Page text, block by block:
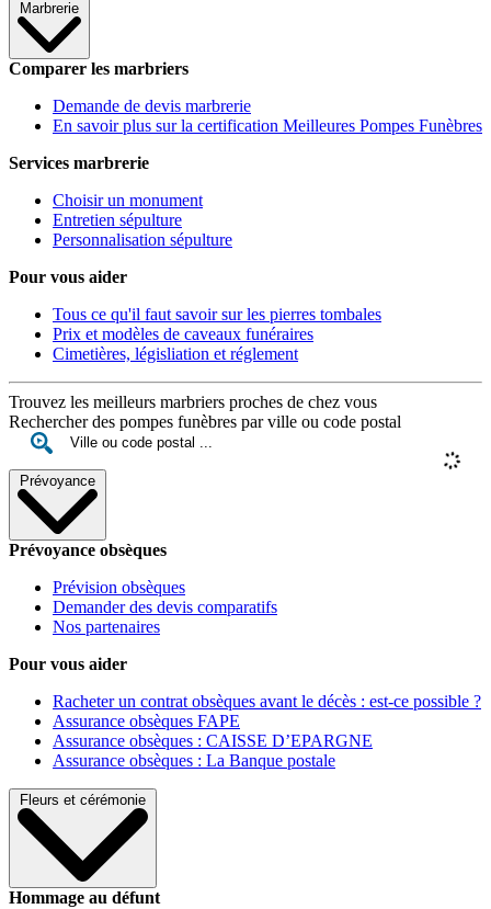
Marbrerie
Comparer les marbriers
Demande de devis marbrerie
En savoir plus sur la certification Meilleures Pompes Funèbres
Services marbrerie
Choisir un monument
Entretien sépulture
Personnalisation sépulture
Pour vous aider
Tous ce qu'il faut savoir sur les pierres tombales
Prix et modèles de caveaux funéraires
Cimetières, législiation et réglement
Trouvez les meilleurs marbriers proches de chez vous
Rechercher des pompes funèbres par ville ou code postal
Prévoyance
Prévoyance obsèques
Prévision obsèques
Demander des devis comparatifs
Nos partenaires
Pour vous aider
Racheter un contrat obsèques avant le décès : est-ce possible ?
Assurance obsèques FAPE
Assurance obsèques : CAISSE D’EPARGNE
Assurance obsèques : La Banque postale
Fleurs et cérémonie
Hommage au défunt